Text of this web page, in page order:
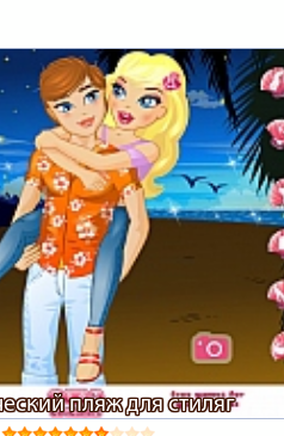
пляж для стиляг